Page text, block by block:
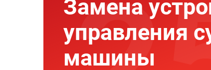
Замена
управления
машины